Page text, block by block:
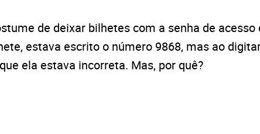
de deixar bilhetes com a senha de acesso
estava escrito o número 9868, mas ao
ela estava incorreta. Mas, por quê?